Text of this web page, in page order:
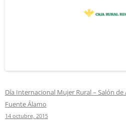
Día Internacional Mujer Rural – Salón de
Fuente Álamo
14 octubre, 2015